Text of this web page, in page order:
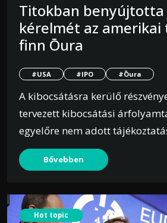
Titokban benyújtotta
kérelmét az amerikai
finn Ōura
#USA #IPO #Ōura
A kibocsátásra kerülő
tervezett kibocsátási
egyelőre nem adott
Bővebben
Hot topic